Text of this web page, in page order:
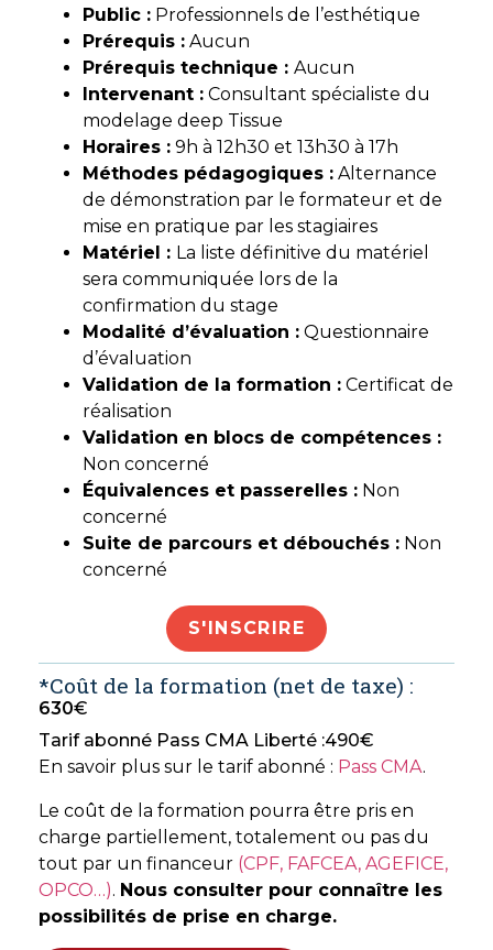
Public : Professionnels de l’esthétique
Prérequis : Aucun
Prérequis technique : Aucun
Intervenant : Consultant spécialiste du
modelage deep Tissue
Horaires : 9h à 12h30 et 13h30 à 17h
Méthodes pédagogiques : Alternance
de démonstration par le formateur et de
mise en pratique par les stagiaires
Matériel : La liste définitive du matériel
sera communiquée lors de la
confirmation du stage
Modalité d’évaluation : Questionnaire
d’évaluation
Validation de la formation : Certificat de
réalisation
Validation en blocs de compétences :
Non concerné
Équivalences et passerelles : Non
concerné
Suite de parcours et débouchés : Non
concerné
S'INSCRIRE
*Coût de la formation (net de taxe) :
630€
Tarif abonné Pass CMA Liberté :490€
En savoir plus sur le tarif abonné : Pass CMA.
Le coût de la formation pourra être pris en
charge partiellement, totalement ou pas du
tout par un financeur (CPF, FAFCEA, AGEFICE,
OPCO…). Nous consulter pour connaître les
possibilités de prise en charge.